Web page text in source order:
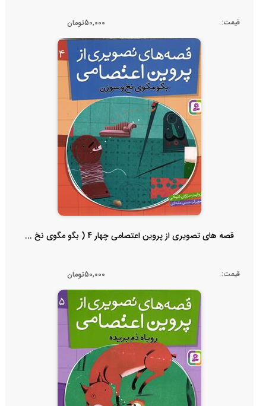
قیمت: 50,000تومان
قصه های تصویری از پروین اعتصامی چهار 4 ( بگو مگوی نخ ...
قیمت: 50,000تومان